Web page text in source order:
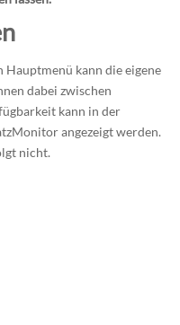
kann die eigene
dabei zwischen
kann in der
angezeigt werden.
nicht.